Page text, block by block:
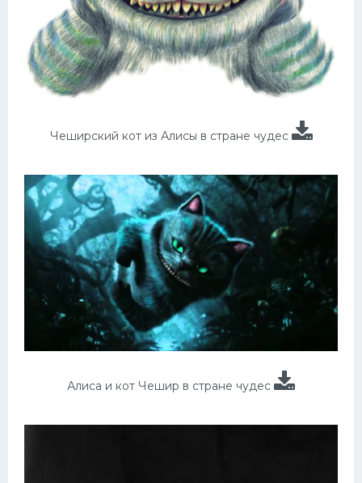
Чеширский кот из Алисы в стране чудес
Алиса и кот Чешир в стране чудес